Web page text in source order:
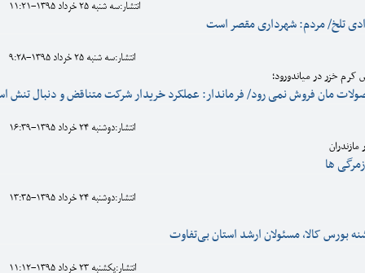
انتشار:سه شنبه 25 خرداد 1395-11:21
تلخ/ مردم: شهرداری مقصر است
انتشار:سه شنبه 25 خرداد 1395-9:28
کرم خزر در میاندورود؛
مان فروش نمی رود/ فرماندار: عملکرد خریدار شرکت متناقض و دنبال تنش
انتشار:دوشنبه 24 خرداد 1395-16:39
ها
انتشار:دوشنبه 24 خرداد 1395-13:35
بورس کالا، مسئولان ارشد استان بی‌تفاوت
انتشار:يکشنبه 23 خرداد 1395-11:12